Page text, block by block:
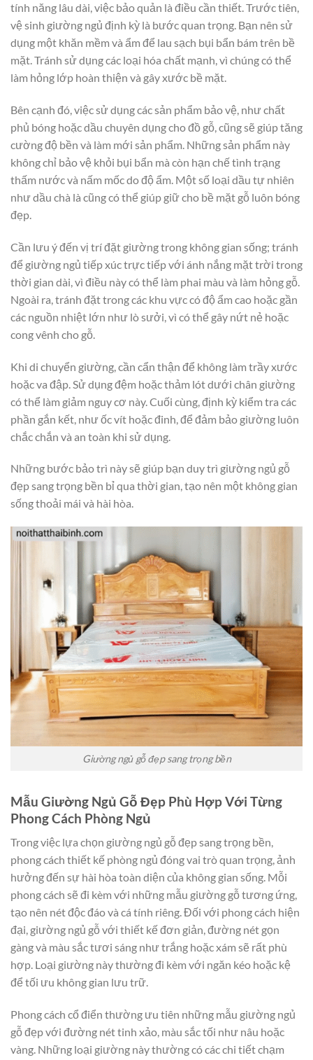
tính năng lâu dài, việc bảo quản là điều cần thiết. Trước tiên,
vệ sinh giường ngủ định kỳ là bước quan trọng. Bạn nên sử
dụng một khăn mềm và ẩm để lau sạch bụi bẩn bám trên bề
mặt. Tránh sử dụng các loại hóa chất mạnh, vì chúng có thể
làm hỏng lớp hoàn thiện và gây xước bề mặt.
Bên cạnh đó, việc sử dụng các sản phẩm bảo vệ, như chất
phủ bóng hoặc dầu chuyên dụng cho đồ gỗ, cũng sẽ giúp tăng
cường độ bền và làm mới sản phẩm. Những sản phẩm này
không chỉ bảo vệ khỏi bụi bẩn mà còn hạn chế tình trạng
thấm nước và nấm mốc do độ ẩm. Một số loại dầu tự nhiên
như dầu chà là cũng có thể giúp giữ cho bề mặt gỗ luôn bóng
đẹp.
Cần lưu ý đến vị trí đặt giường trong không gian sống; tránh
để giường ngủ tiếp xúc trực tiếp với ánh nắng mặt trời trong
thời gian dài, vì điều này có thể làm phai màu và làm hỏng gỗ.
Ngoài ra, tránh đặt trong các khu vực có độ ẩm cao hoặc gần
các nguồn nhiệt lớn như lò sưởi, vì có thể gây nứt nẻ hoặc
cong vênh cho gỗ.
Khi di chuyển giường, cần cẩn thận để không làm trầy xước
hoặc va đập. Sử dụng đệm hoặc thảm lót dưới chân giường
có thể làm giảm nguy cơ này. Cuối cùng, định kỳ kiểm tra các
phần gắn kết, như ốc vít hoặc đinh, để đảm bảo giường luôn
chắc chắn và an toàn khi sử dụng.
Những bước bảo trì này sẽ giúp bạn duy trì giường ngủ gỗ
đẹp sang trọng bền bỉ qua thời gian, tạo nên một không gian
sống thoải mái và hài hòa.
Giường ngủ gỗ đẹp sang trọng bền
Mẫu Giường Ngủ Gỗ Đẹp Phù Hợp Với Từng
Phong Cách Phòng Ngủ
Trong việc lựa chọn giường ngủ gỗ đẹp sang trọng bền,
phong cách thiết kế phòng ngủ đóng vai trò quan trọng, ảnh
hưởng đến sự hài hòa toàn diện của không gian sống. Mỗi
phong cách sẽ đi kèm với những mẫu giường gỗ tương ứng,
tạo nên nét độc đáo và cá tính riêng. Đối với phong cách hiện
đại, giường ngủ gỗ với thiết kế đơn giản, đường nét gọn
gàng và màu sắc tươi sáng như trắng hoặc xám sẽ rất phù
hợp. Loại giường này thường đi kèm với ngăn kéo hoặc kệ
để tối ưu không gian lưu trữ.
Phong cách cổ điển thường ưu tiên những mẫu giường ngủ
gỗ đẹp với đường nét tinh xảo, màu sắc tối như nâu hoặc
vàng. Những loại giường này thường có các chi tiết chạm